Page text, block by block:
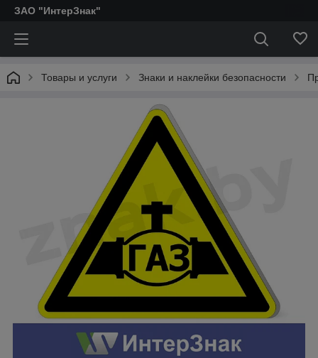
ЗАО "ИнтерЗнак"
Товары и услуги Знаки и наклейки безопасности